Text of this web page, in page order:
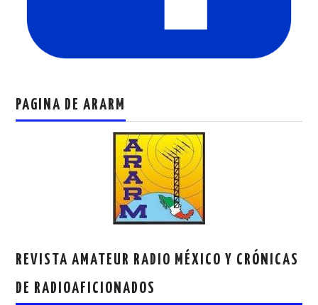
PAGINA DE ARARM
REVISTA AMATEUR RADIO MÉXICO Y CRÓNICAS
DE RADIOAFICIONADOS